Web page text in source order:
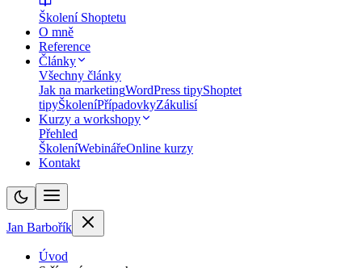
Školení Shoptetu
O mně
Reference
Články
Všechny články
Jak na marketingWordPress tipyShoptet
tipyŠkoleníPřípadovkyZákulisí
Kurzy a workshopy
Přehled
ŠkoleníWebinářeOnline kurzy
Kontakt
Jan Barbořík
Úvod